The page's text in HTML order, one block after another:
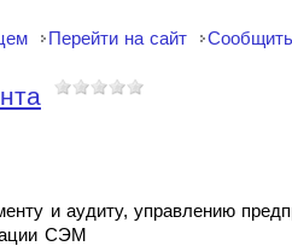
Перейти на сайт
и аудиту, управлению
СЭМ